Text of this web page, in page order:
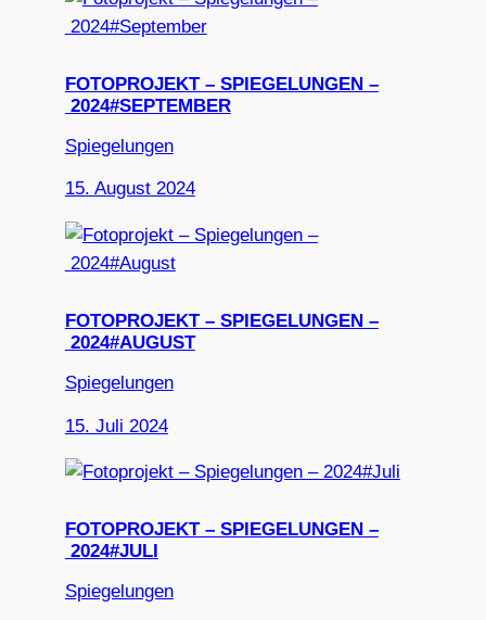
FOTOPROJEKT – SPIEGELUNGEN –
2024#SEPTEMBER
Spiegelungen
15. August 2024
FOTOPROJEKT – SPIEGELUNGEN –
2024#AUGUST
Spiegelungen
15. Juli 2024
FOTOPROJEKT – SPIEGELUNGEN –
2024#JULI
Spiegelungen